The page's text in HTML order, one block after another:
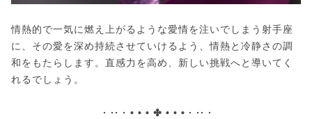
情熱的で一気に燃え上がるような愛情を注いでしまう射手座
に、その愛を深め持続させていけるよう、情熱と冷静さの調
和をもたらします。直感力を高め、新しい挑戦へと導いてく
れるでしょう。
· ·· · • • • ✤ • • • · ·· ·